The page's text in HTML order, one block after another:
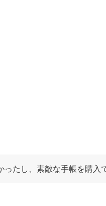
ったし、素敵な手帳を購入